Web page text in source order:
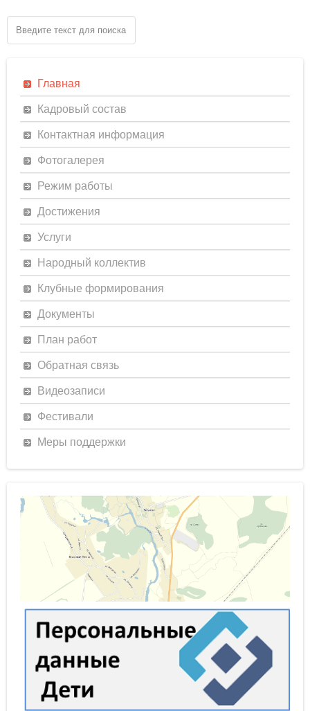
Главная
Кадровый состав
Контактная информация
Фотогалерея
Режим работы
Достижения
Услуги
Народный коллектив
Клубные формирования
Документы
План работ
Обратная связь
Видеозаписи
Фестивали
Меры поддержки